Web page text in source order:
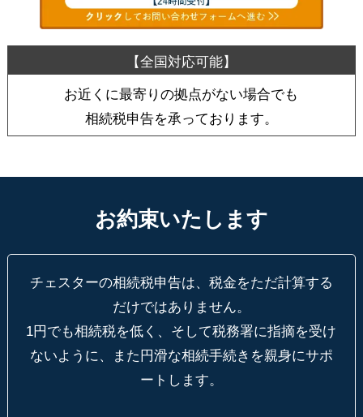
お近くに最寄りの拠点がない場合でも
相続税申告を承っております。
お約束いたします
チェスターの相続税申告は、税金をただ計算する
だけではありません。
1円でも相続税を低く、そして税務署に指摘を受け
ないように、
また円滑な相続手続きを親身にサポ
ートします。